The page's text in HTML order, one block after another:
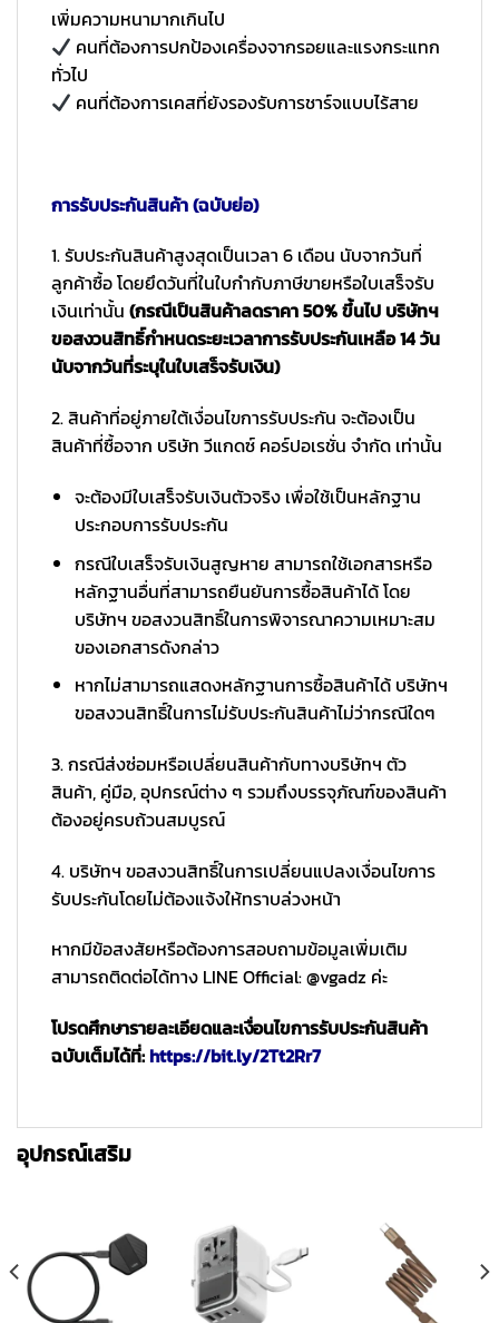
เพิ่มความหนามากเกินไป
คนที่ต้องการปกป้องเครื่องจากรอยและแรงกระแทก
ทั่วไป
คนที่ต้องการเคสที่ยังรองรับการชาร์จแบบไร้สาย
การรับประกันสินค้า (ฉบับย่อ)
1. รับประกันสินค้าสูงสุดเป็นเวลา 6 เดือน นับจากวันที่
ลูกค้าซื้อ โดยยึดวันที่ในใบกำกับภาษีขายหรือใบเสร็จรับ
เงินเท่านั้น (กรณีเป็นสินค้าลดราคา 50% ขึ้นไป บริษัทฯ
ขอสงวนสิทธิ์กำหนดระยะเวลาการรับประกันเหลือ 14 วัน
นับจากวันที่ระบุในใบเสร็จรับเงิน)
2. สินค้าที่อยู่ภายใต้เงื่อนไขการรับประกัน จะต้องเป็น
สินค้าที่ซื้อจาก บริษัท วีแกดซ์ คอร์ปอเรชั่น จำกัด เท่านั้น
จะต้องมีใบเสร็จรับเงินตัวจริง เพื่อใช้เป็นหลักฐาน
ประกอบการรับประกัน
กรณีใบเสร็จรับเงินสูญหาย สามารถใช้เอกสารหรือ
หลักฐานอื่นที่สามารถยืนยันการซื้อสินค้าได้ โดย
บริษัทฯ ขอสงวนสิทธิ์ในการพิจารณาความเหมาะสม
ของเอกสารดังกล่าว
หากไม่สามารถแสดงหลักฐานการซื้อสินค้าได้ บริษัทฯ
ขอสงวนสิทธิ์ในการไม่รับประกันสินค้าไม่ว่ากรณีใดๆ
3. กรณีส่งซ่อมหรือเปลี่ยนสินค้ากับทางบริษัทฯ ตัว
สินค้า, คู่มือ, อุปกรณ์ต่าง ๆ รวมถึงบรรจุภัณฑ์ของสินค้า
ต้องอยู่ครบถ้วนสมบูรณ์
4. บริษัทฯ ขอสงวนสิทธิ์ในการเปลี่ยนแปลงเงื่อนไขการ
รับประกันโดยไม่ต้องแจ้งให้ทราบล่วงหน้า
หากมีข้อสงสัยหรือต้องการสอบถามข้อมูลเพิ่มเติม
สามารถติดต่อได้ทาง LINE Official: @vgadz ค่ะ
โปรดศึกษารายละเอียดและเงื่อนไขการรับประกันสินค้า
ฉบับเต็มได้ที่:https://bit.ly/2Tt2Rr7
อุปกรณ์เสริม